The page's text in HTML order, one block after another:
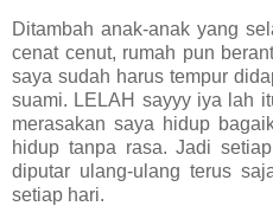
Ditambah anak-anak yang
cenat cenut, rumah pun
saya sudah harus tempur
suami. LELAH sayyy iya lah
merasakan saya hidup
hidup tanpa rasa. Jadi
diputar ulang-ulang terus
setiap hari.